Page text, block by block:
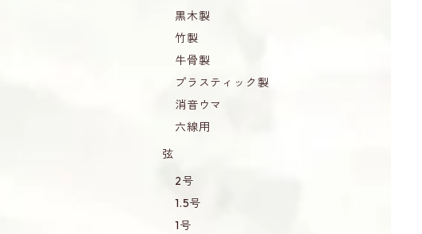
黒木製
竹製
牛骨製
プラスティック製
消音ウマ
六線用
弦
2号
1.5号
1号